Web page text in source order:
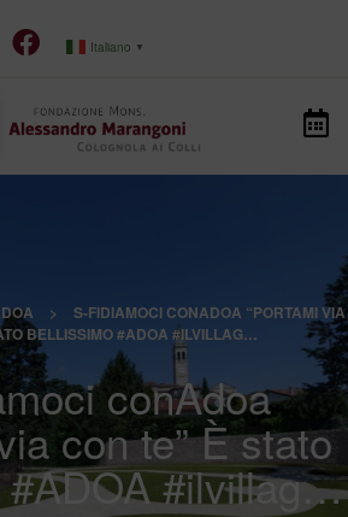
Italiano ▼
>
S-FIDIAMOCI CONADOA “PORTAMI VIA
BELLISSIMO #ADOA #ILVILLAG…
conAdoa
con te” È stato
#ADOA #ilvillag…